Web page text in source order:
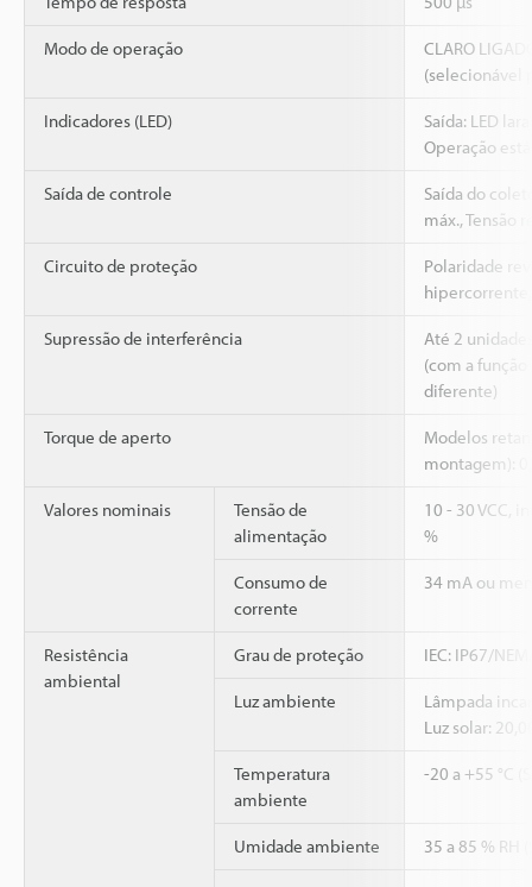
Modo de operação
CLARO
(selecionável
Indicadores (LED)
Saída: LED
Operação
Saída de controle
Saída do
máx., Tensão
Circuito de proteção
Polaridade
Supressão de interferência
Até 2
(com a
diferente)
Torque de aperto
Modelos
montagem):
Valores nominais
Tensão de
alimentação
10 - 30 VCC,
%
Consumo de
corrente
34 mA ou
Resistência
ambiental
Grau de proteção IEC: IP67/
Luz ambiente
Lâmpada
Luz solar:
Temperatura
ambiente
-20 a +55 °C
Umidade ambiente 35 a 85 % RH